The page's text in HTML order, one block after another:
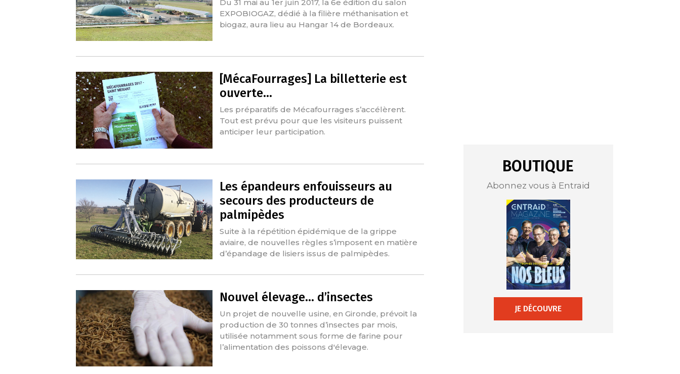
Du 31 mai au 1er juin 2017, la 6e édition du salon
EXPOBIOGAZ, dédié à la filière méthanisation et
biogaz, aura lieu au Hangar 14 de Bordeaux.
[MécaFourrages] La billetterie est
ouverte…
Les préparatifs de Mécafourrages s’accélèrent.
Tout est prévu pour que les visiteurs puissent
anticiper leur participation.
Les épandeurs enfouisseurs au
secours des producteurs de
palmipèdes
Suite à la répétition épidémique de la grippe
aviaire, de nouvelles règles s’imposent en matière
d’épandage de lisiers issus de palmipèdes.
Nouvel élevage… d’insectes
Un projet de nouvelle usine, en Gironde, prévoit la
production de 30 tonnes d’insectes par mois,
utilisée notamment sous forme de farine pour
l’alimentation des poissons d'élevage.
BOUTIQUE
Abonnez vous à Entraid
JE DÉCOUVRE